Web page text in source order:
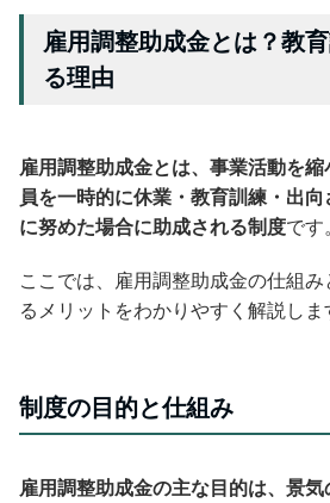
雇用調整助成金とは？教
る理由
雇用調整助成金とは、事業活動を
員を一時的に休業・教育訓練・出
に努めた場合に助成される制度です。
ここでは、雇用調整助成金の仕組
るメリットをわかりやすく解説しま
制度の目的と仕組み
雇用調整助成金の主な目的は、景